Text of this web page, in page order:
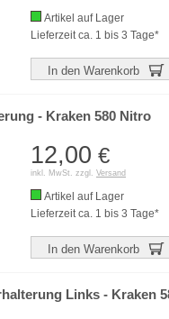
Artikel auf Lager
Lieferzeit ca. 1 bis 3 Tage*
In den Warenkorb
- Kraken 580 Nitro
12,00 €
inkl. MwSt. zzgl. Versand
Artikel auf Lager
Lieferzeit ca. 1 bis 3 Tage*
In den Warenkorb
Links - Kraken